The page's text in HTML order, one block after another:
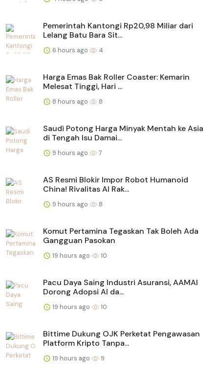
Pemerintah Kantongi Rp20,98 Miliar dari
Lelang Batu Bara Sit...
6 hours ago 4
Harga Emas Bak Roller Coaster: Kemarin
Melesat Tinggi, Hari ...
8 hours ago 8
Saudi Potong Harga Minyak Mentah ke Asia
di Tengah Isu Damai...
9 hours ago 7
AS Resmi Blokir Impor Robot Humanoid
China! Rivalitas AI Rak...
9 hours ago 8
Komut Pertamina Tegaskan Tak Boleh Ada
Gangguan Pasokan
19 hours ago 10
Pacu Daya Saing Industri Asuransi, AAMAI
Dorong Adopsi AI da...
19 hours ago 10
Bittime Dukung OJK Perketat Pengawasan
Platform Kripto Tanpa...
19 hours ago 9